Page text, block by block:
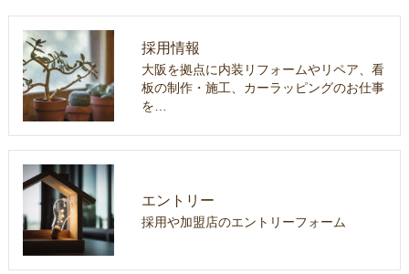
採用情報
大阪を拠点に内装リフォームやリペア、看
板の制作・施工、カーラッピングのお仕事
を…
エントリー
採用や加盟店のエントリーフォーム